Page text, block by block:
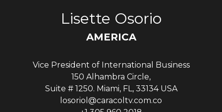
Lisette Osorio
AMERICA
Vice President of International Business
150 Alhambra Circle,
Suite # 1250. Miami, FL, 33134 USA
losoriol@caracoltv.com.co